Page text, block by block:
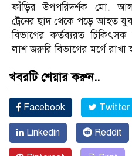
ফাঁড়ির উপপরিদর্শক মো.
ট্রেনের ছাদ থেকে পড়ে আহত
বিভাগের কর্তব্যরত
লাশ জরুরি বিভাগের মর্গে রাখা
খবরটি শেয়ার করুন..
Facebook Twitter
Linkedin Reddit